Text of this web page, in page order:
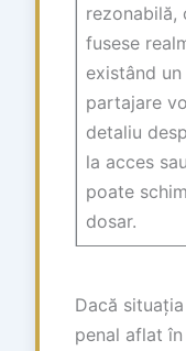
rezonabilă,
fusese
existând
partajare
detaliu
la acces
poate
dosar.
Dacă
penal aflat